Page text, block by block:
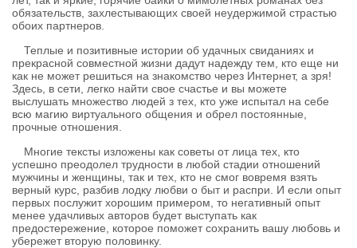
обязательств, захлестывающих своей неудержимой страстью
обоих партнеров.
Теплые и позитивные истории об удачных свиданиях и
прекрасной совместной жизни дадут надежду тем, кто еще ни
как не может решиться на знакомство через Интернет, а зря!
Здесь, в сети, легко найти свое счастье и вы можете
выслушать множество людей з тех, кто уже испытал на себе
всю магию виртуального общения и обрел постоянные,
прочные отношения.
Многие тексты изложены как советы от лица тех, кто
успешно преодолел трудности в любой стадии отношений
мужчины и женщины, так и тех, кто не смог вовремя взять
верный курс, разбив лодку любви о быт и распри. И если опыт
первых послужит хорошим примером, то негативный опыт
менее удачливых авторов будет выступать как
предостережение, которое поможет сохранить вашу любовь и
убережет вторую половинку.